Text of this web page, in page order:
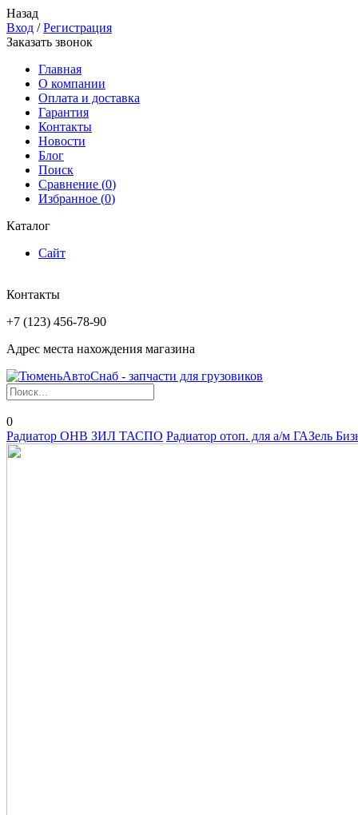
Назад
Вход /Регистрация
Заказать звонок
Главная
О компании
Оплата и доставка
Гарантия
Контакты
Новости
Блог
Поиск
Сравнение (0)
Избранное (0)
Каталог
Сайт
Контакты
+7 (123) 456-78-90
Адрес места нахождения магазина
0
Радиатор ОНВ ЗИЛ ТАСПО Радиатор отоп. для а/м ГАЗель